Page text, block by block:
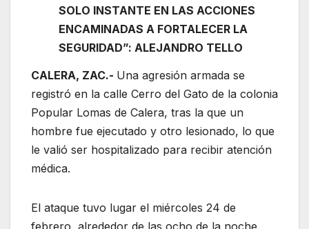
SOLO INSTANTE EN LAS ACCIONES
ENCAMINADAS A FORTALECER LA
SEGURIDAD”: ALEJANDRO TELLO
CALERA, ZAC.- Una agresión armada se
registró en la calle Cerro del Gato de la colonia
Popular Lomas de Calera, tras la que un
hombre fue ejecutado y otro lesionado, lo que
le valió ser hospitalizado para recibir atención
médica.
El ataque tuvo lugar el miércoles 24 de
febrero, alrededor de las ocho de la noche.